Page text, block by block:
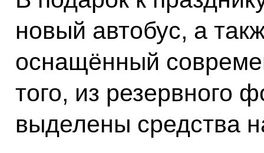
новый автобус, а
оснащённый
того, из резервного
выделены средства